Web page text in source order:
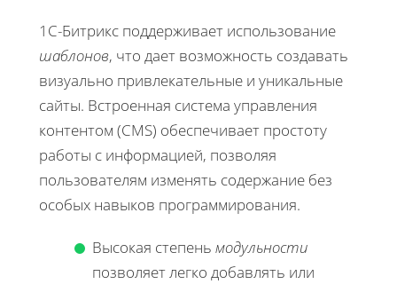
1С-Битрикс поддерживает использование
шаблонов, что дает возможность создавать
визуально привлекательные и уникальные
сайты. Встроенная система управления
контентом (CMS) обеспечивает простоту
работы с информацией, позволяя
пользователям изменять содержание без
особых навыков программирования.
Высокая степень модульности
позволяет легко добавлять или